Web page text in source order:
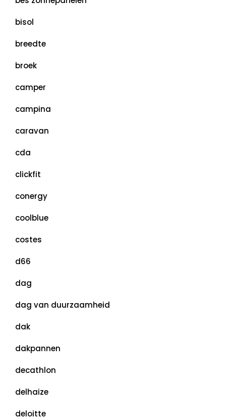
bisol
breedte
broek
camper
campina
caravan
cda
clickfit
conergy
coolblue
costes
d66
dag
dag van duurzaamheid
dak
dakpannen
decathlon
delhaize
deloitte